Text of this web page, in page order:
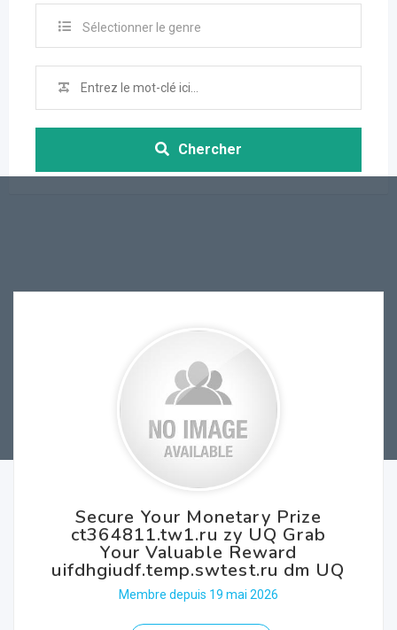
Sélectionner le genre
Chercher
Secure Your Monetary Prize
ct364811.tw1.ru zy UQ Grab
Your Valuable Reward
uifdhgiudf.temp.swtest.ru dm UQ
Membre depuis 19 mai 2026